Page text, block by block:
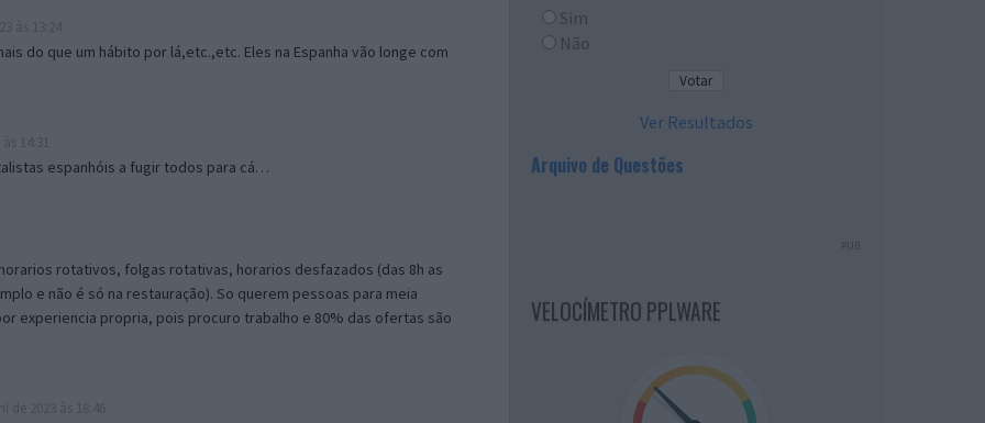
do que um hábito por lá,etc.,etc. Eles na Espanha vão longe com
espanhóis a fugir todos para cá…
rotativos, folgas rotativas, horarios desfazados (das 8h as
e não é só na restauração). So querem pessoas para meia
experiencia propria, pois procuro trabalho e 80% das ofertas são
Sim
Não
Ver Resultados
Arquivo de Questões
PUB
VELOCÍMETRO PPLWARE